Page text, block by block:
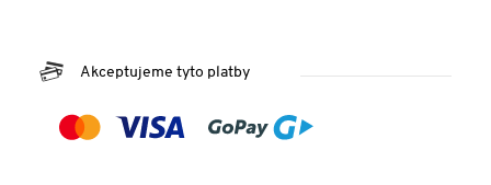
Akceptujeme tyto platby